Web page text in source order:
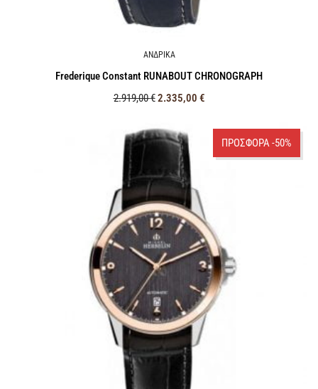
ΑΝΔΡΙΚΑ
Frederique Constant RUNABOUT CHRONOGRAPH
2.919,00€2.335,00 €
ΠΡΟΣΦΟΡΑ -50%